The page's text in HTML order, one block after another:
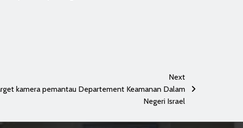
Next
kamera pemantau Departement Keamanan Dalam
Negeri Israel